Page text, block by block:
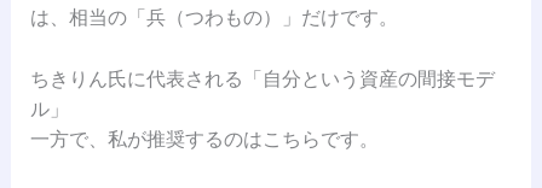
は、相当の「兵（つわもの）」だけです。
ちきりん氏に代表される「自分という資産の間接モデ
ル」
一方で、私が推奨するのはこちらです。